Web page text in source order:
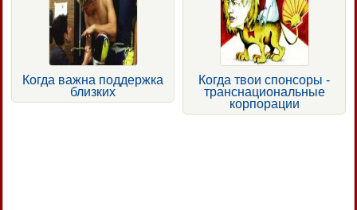
Когда важна поддержка
близких
Когда твои спонсоры -
транснациональные
корпорации